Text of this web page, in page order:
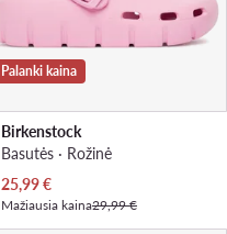
Palanki kaina
Birkenstock
Basutės · Rožinė
Dabartinė kaina
25,99€
Mažiausia kaina29,99 €